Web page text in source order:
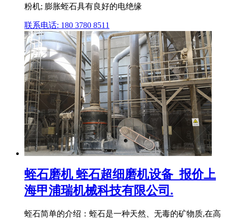
粉机; 膨胀蛭石具有良好的电绝缘
联系电话: 180 3780 8511
蛭石磨机 蛭石超细磨机设备_报价上
海甲浦瑞机械科技有限公司.
蛭石简单的介绍：蛭石是一种天然、无毒的矿物质,在高